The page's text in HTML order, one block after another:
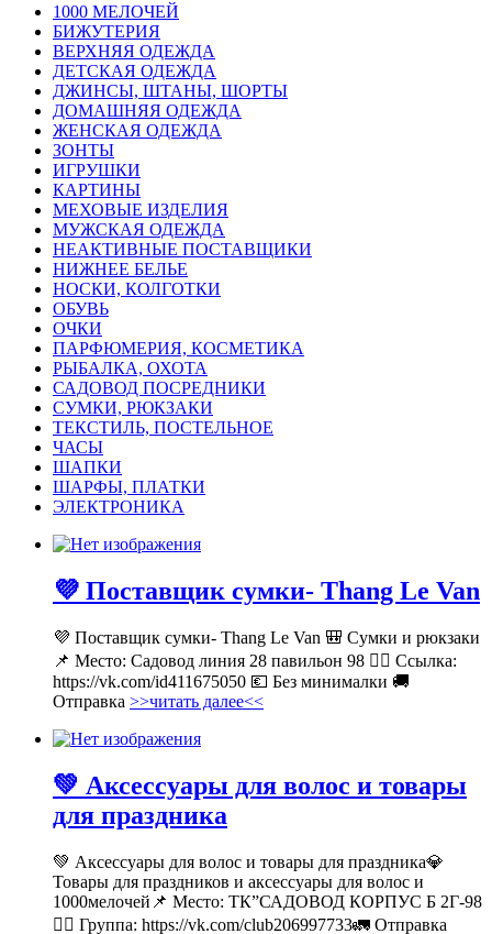
1000 МЕЛОЧЕЙ
БИЖУТЕРИЯ
ВЕРХНЯЯ ОДЕЖДА
ДЕТСКАЯ ОДЕЖДА
ДЖИНСЫ, ШТАНЫ, ШОРТЫ
ДОМАШНЯЯ ОДЕЖДА
ЖЕНСКАЯ ОДЕЖДА
ЗОНТЫ
ИГРУШКИ
КАРТИНЫ
МЕХОВЫЕ ИЗДЕЛИЯ
МУЖСКАЯ ОДЕЖДА
НЕАКТИВНЫЕ ПОСТАВЩИКИ
НИЖНЕЕ БЕЛЬЕ
НОСКИ, КОЛГОТКИ
ОБУВЬ
ОЧКИ
ПАРФЮМЕРИЯ, КОСМЕТИКА
РЫБАЛКА, ОХОТА
САДОВОД ПОСРЕДНИКИ
СУМКИ, РЮКЗАКИ
ТЕКСТИЛЬ, ПОСТЕЛЬНОЕ
ЧАСЫ
ШАПКИ
ШАРФЫ, ПЛАТКИ
ЭЛЕКТРОНИКА
💜 Поставщик сумки- Thang Le Van
💜 Поставщик сумки- Thang Le Van 🎒 Сумки и рюкзаки
📌 Место: Садовод линия 28 павильон 98 👉🏻 Ссылка:
https://vk.com/id411675050 💶 Без минималки 🚚
Отправка >>читать далее<<
💚 Аксессуары для волос и товары
для праздника
💚 Аксессуары для волос и товары для праздника💎
Товары для праздников и аксессуары для волос и
1000мелочей📌 Место: ТК”САДОВОД КОРПУС Б 2Г-98
👉🏻 Группа: https://vk.com/club206997733🚛 Отправка